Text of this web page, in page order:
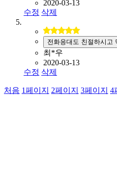
2020-03-13
수정 삭제
전화응대도 친절하시고
최*우
2020-03-13
수정 삭제
처음 1페이지 2페이지 3페이지 4